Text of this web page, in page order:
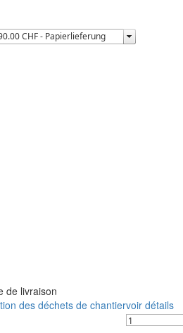
de livraison
des déchets de chantiervoir détails